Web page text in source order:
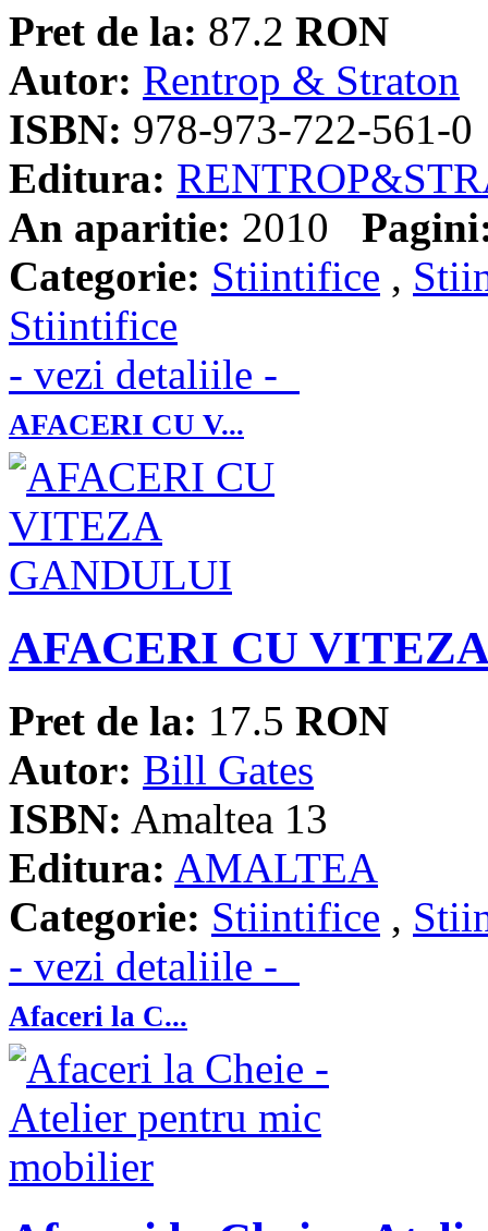
Pret de la: 87.2 RON
Autor: Rentrop & Straton
ISBN: 978-973-722-561-0
Editura:
An aparitie: 2010
Categorie: Stiintifice ,
Stiintifice
- vezi detaliile -
AFACERI CU V...
AFACERI CU
Pret de la: 17.5 RON
Autor: Bill Gates
ISBN: Amaltea 13
Editura: AMALTEA
Categorie: Stiintifice ,
- vezi detaliile -
Afaceri la C...